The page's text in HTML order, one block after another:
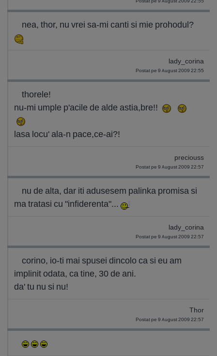
nea, thor, nu vrei sa-mi canti si mie prohodul?
lady_corina
Postat pe 9 August 2009 22:55
thorele!
nu-mi umple p'acile de alde astia,bre!!
lasa locu' ala-n pace,ce-ai?!
preciouss
Postat pe 9 August 2009 22:57
nu de alta, dar iti adusesem palinka promisa si
ma tratasi cu "infiderenta"...
lady_corina
Postat pe 9 August 2009 22:57
corino, io-ti mai spusei dincolo ca si eu am
implinit odata, ca tine, 30 de ani.
da' tu nu si nu!
Thor
Postat pe 9 August 2009 22:57